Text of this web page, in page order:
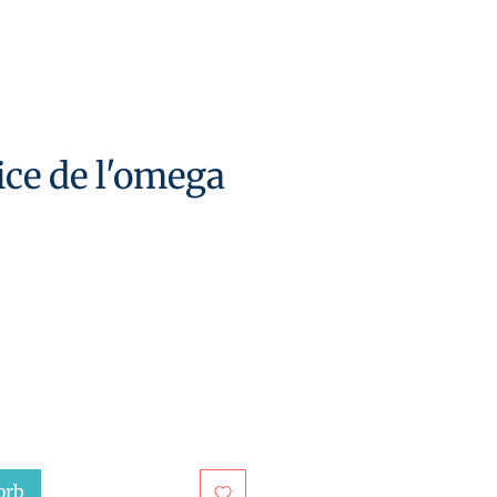
de l'omega